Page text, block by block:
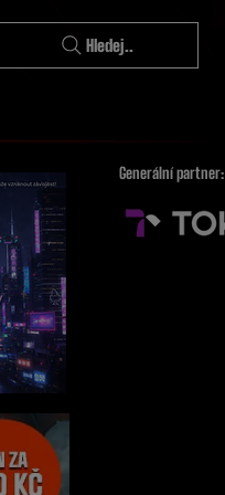
Hledej..
Generální partner: